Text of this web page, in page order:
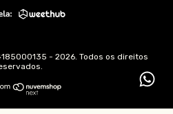
- 2026. Todos os direitos